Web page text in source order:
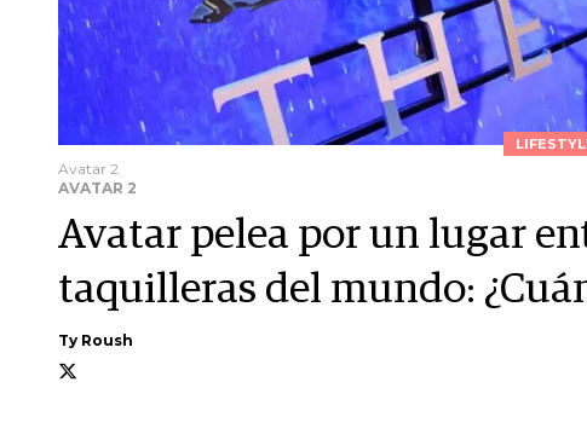
Avatar 2
AVATAR 2
Avatar pelea por un lugar
taquilleras del mundo:
Ty Roush